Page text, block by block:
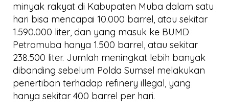
minyak rakyat di Kabupaten Muba dalam satu
hari bisa mencapai 10.000 barrel, atau sekitar
1.590.000 liter, dan yang masuk ke BUMD
Petromuba hanya 1.500 barrel, atau sekitar
238.500 liter. Jumlah meningkat lebih banyak
dibanding sebelum Polda Sumsel melakukan
penertiban terhadap refinery illegal, yang
hanya sekitar 400 barrel per hari.